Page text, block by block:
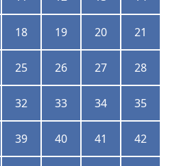
18 19 20 21
25 26 27 28
32 33 34 35
39 40 41 42